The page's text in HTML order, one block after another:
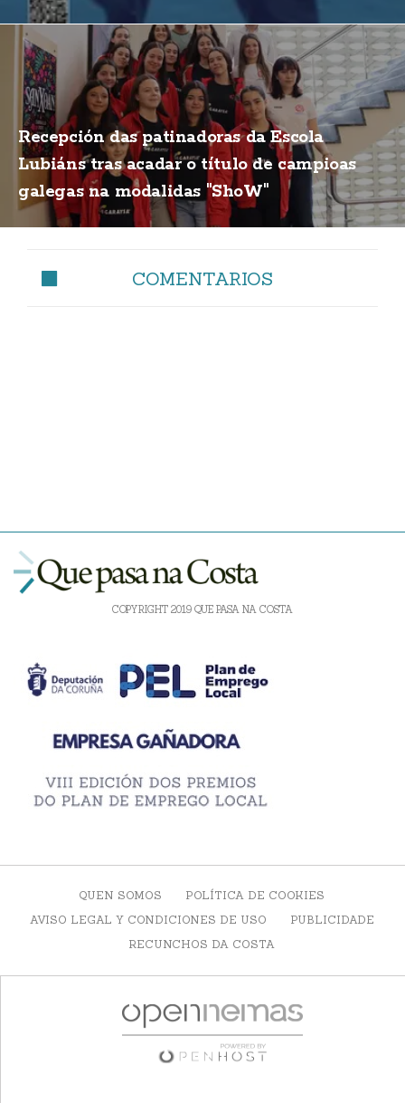
Recepción das patinadoras da Escola
Lubiáns tras acadar o título de campioas
galegas na modalidas "ShoW"
COMENTARIOS
COPYRIGHT 2019 QUE PASA NA COSTA
QUEN SOMOS
POLÍTICA DE COOKIES
AVISO LEGAL Y CONDICIONES DE USO
PUBLICIDADE
RECUNCHOS DA COSTA